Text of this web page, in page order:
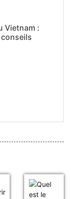
Vietnam :